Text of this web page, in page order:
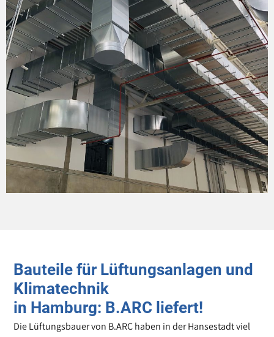
Bauteile für Lüftungsanlagen und
Klimatechnik
in Hamburg: B.ARC liefert!
Die Lüftungsbauer von B.ARC haben in der Hansestadt viel